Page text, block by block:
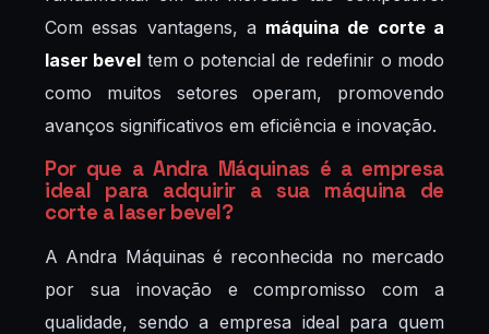
Com essas vantagens, a máquina de corte a
laser bevel tem o potencial de redefinir o modo
como muitos setores operam, promovendo
avanços significativos em eficiência e inovação.
Por que a Andra Máquinas é a empresa
ideal para adquirir a sua máquina de
corte a laser bevel?
A Andra Máquinas é reconhecida no mercado
por sua inovação e compromisso com a
qualidade, sendo a empresa ideal para quem